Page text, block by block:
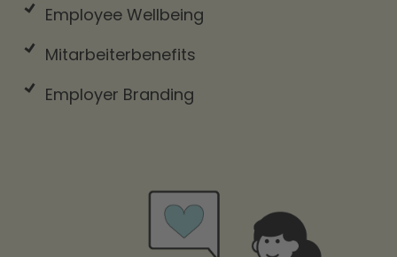
Employee Wellbeing
Mitarbeiterbenefits
Employer Branding